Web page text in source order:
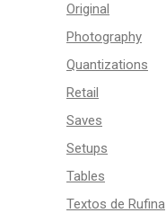
Original
Photography
Quantizations
Retail
Saves
Setups
Tables
Textos de Rufina